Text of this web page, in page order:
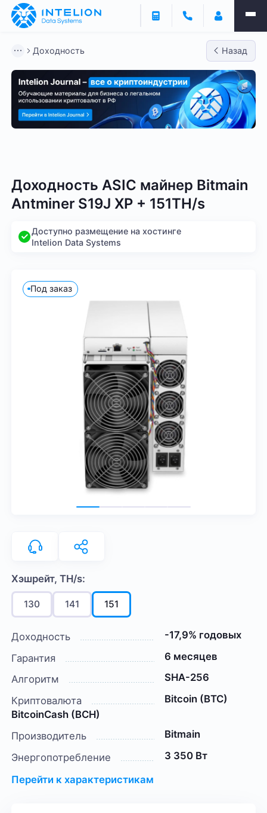
Доходность Назад
Доходность ASIC майнер Bitmain
Antminer S19J XP + 151TH/s
Доступно размещение на хостинге
Intelion Data Systems
Под заказ
Хэшрейт, TH/s:
130 141 151
Доходность
-17,9% годовых
Гарантия
6 месяцев
Алгоритм
SHA-256
Криптовалюта
Bitcoin (BTC)
BitcoinCash (BCH)
Производитель
Bitmain
Энергопотребление
3 350 Вт
Перейти к характеристикам